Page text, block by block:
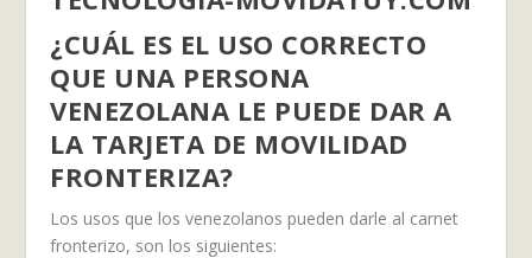
¿CUÁL ES EL USO CORRECTO
QUE UNA PERSONA
VENEZOLANA LE PUEDE DAR A
LA TARJETA DE MOVILIDAD
FRONTERIZA?
Los usos que los venezolanos pueden darle al carnet
fronterizo, son los siguientes: